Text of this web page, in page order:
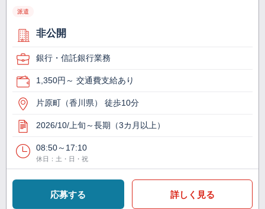
派遣
非公開
銀行・信託銀行業務
1,350円～ 交通費支給あり
片原町（香川県） 徒歩10分
2026/10/上旬～長期（3カ月以上）
08:50～17:10
休日：土・日・祝
応募する 詳しく見る